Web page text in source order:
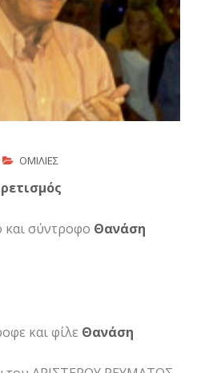
ΟΜΙΛΙΕΣ
και σύντροφο Θανάση
και φίλε Θανάση